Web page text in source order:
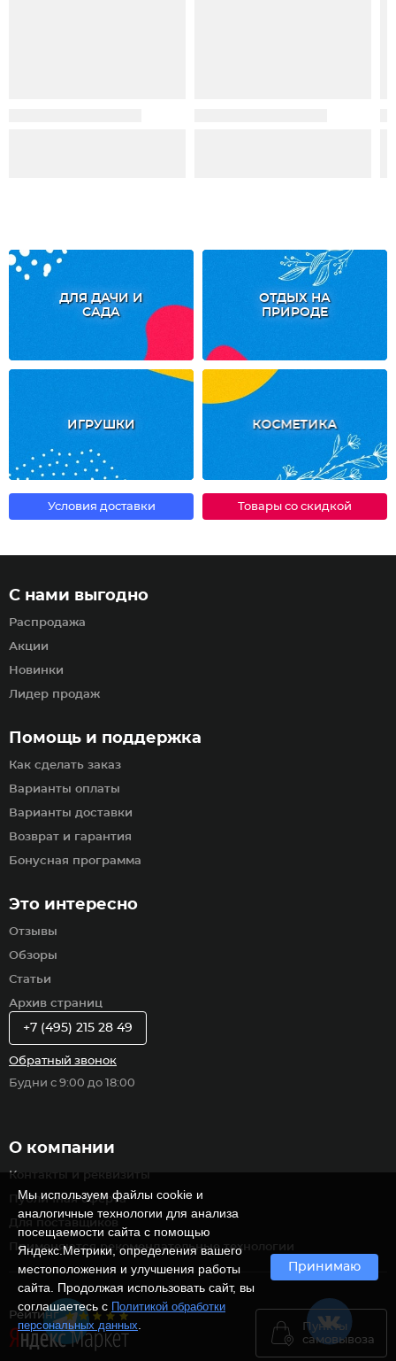
ДЛЯ ДАЧИ И
САДА
ОТДЫХ НА
ПРИРОДЕ
ИГРУШКИ КОСМЕТИКА
Условия доставки Товары со скидкой
Рейтинг
Пункты
самовывоза
Помощь и поддержка
Как сделать заказ
Варианты оплаты
Варианты доставки
Возврат и гарантия
Бонусная программа
С нами выгодно
Распродажа
Акции
Новинки
Лидер продаж
Это интересно
Отзывы
Обзоры
Статьи
Архив страниц
О компании
Контакты и реквизиты
Публичная оферта
Для поставщиков
Применяются рекомендательные технологии
+7 (495) 215 28 49
Обратный звонок
Будни с 9:00 до 18:00
Мы используем файлы cookie и
аналогичные технологии для анализа
посещаемости сайта с помощью
Яндекс.Метрики, определения вашего
местоположения и улучшения работы
сайта. Продолжая использовать сайт, вы
соглашаетесь с Политикой обработки
персональных данных
Принимаю